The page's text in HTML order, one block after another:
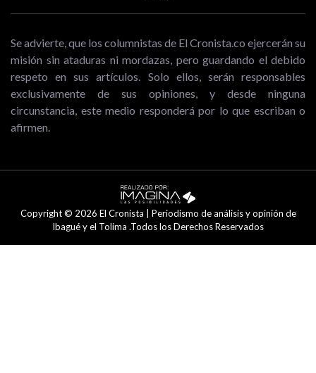
Se advierte, que los columnistas de El Cronista.co ejercerán su
misión sin ataduras ni mordazas, pero guardando el debido
respeto en sus artículos. Solo ellos, serán responsables
exclusivamente de sus opiniones, y desde ninguna
circunstancia, este medio responderá por lo que escriban o
afirmen.
Copyright © 2026 El Cronista | Periodismo de análisis y opinión de
Ibagué y el Tolima .Todos los Derechos Reservados